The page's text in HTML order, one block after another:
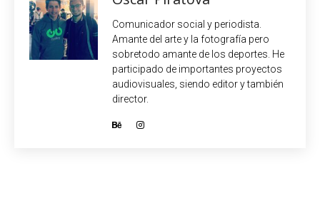
Comunicador social y periodista.
Amante del arte y la fotografía pero
sobretodo amante de los deportes. He
participado de importantes proyectos
audiovisuales, siendo editor y también
director.